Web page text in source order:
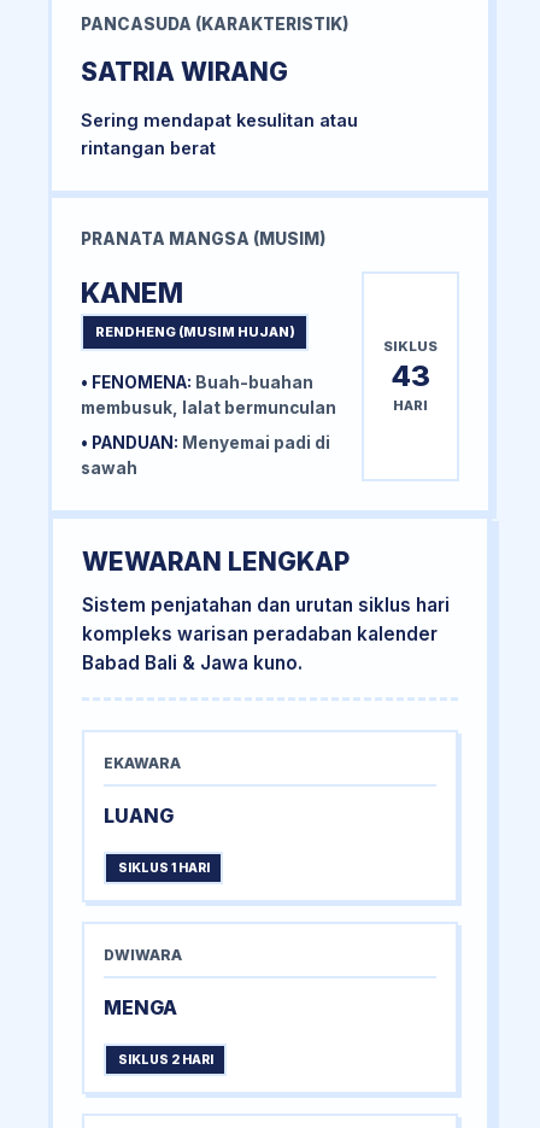
PANCASUDA (KARAKTERISTIK)
SATRIA WIRANG
Sering mendapat kesulitan atau
rintangan berat
PRANATA MANGSA (MUSIM)
KANEM
RENDHENG (MUSIM HUJAN)
• FENOMENA: Buah-buahan
membusuk, lalat bermunculan
• PANDUAN: Menyemai padi di
sawah
SIKLUS
43
HARI
WEWARAN LENGKAP
Sistem penjatahan dan urutan siklus hari
kompleks warisan peradaban kalender
Babad Bali & Jawa kuno.
EKAWARA
LUANG
SIKLUS 1 HARI
DWIWARA
MENGA
SIKLUS 2 HARI